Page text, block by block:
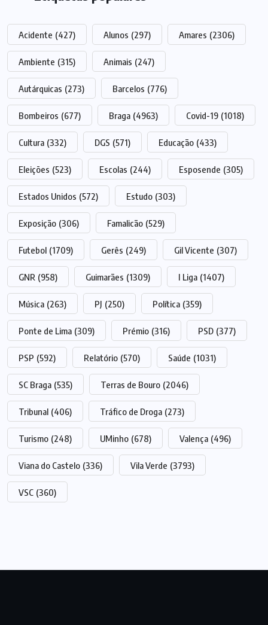
Acidente (427) Alunos (297) Amares (2306)
Ambiente (315) Animais (247)
Autárquicas (273) Barcelos (776)
Bombeiros (677) Braga (4963) Covid-19 (1018)
Cultura (332) DGS (571) Educação (433)
Eleições (523) Escolas (244) Esposende (305)
Estados Unidos (572) Estudo (303)
Exposição (306) Famalicão (529)
Futebol (1709) Gerês (249) Gil Vicente (307)
GNR (958) Guimarães (1309) I Liga (1407)
Música (263) PJ (250) Política (359)
Ponte de Lima (309) Prémio (316) PSD (377)
PSP (592) Relatório (570) Saúde (1031)
SC Braga (535) Terras de Bouro (2046)
Tribunal (406) Tráfico de Droga (273)
Turismo (248) UMinho (678) Valença (496)
Viana do Castelo (336) Vila Verde (3793)
VSC (360)